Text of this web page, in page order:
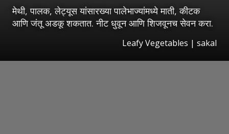
मेथी, पालक, लेट्यूस यांसारख्या पालेभाज्यांमध्ये माती, कीटक
आणि जंतू अडकू शकतात. नीट धुवून आणि शिजवूनच सेवन करा.
Leafy Vegetables | sakal